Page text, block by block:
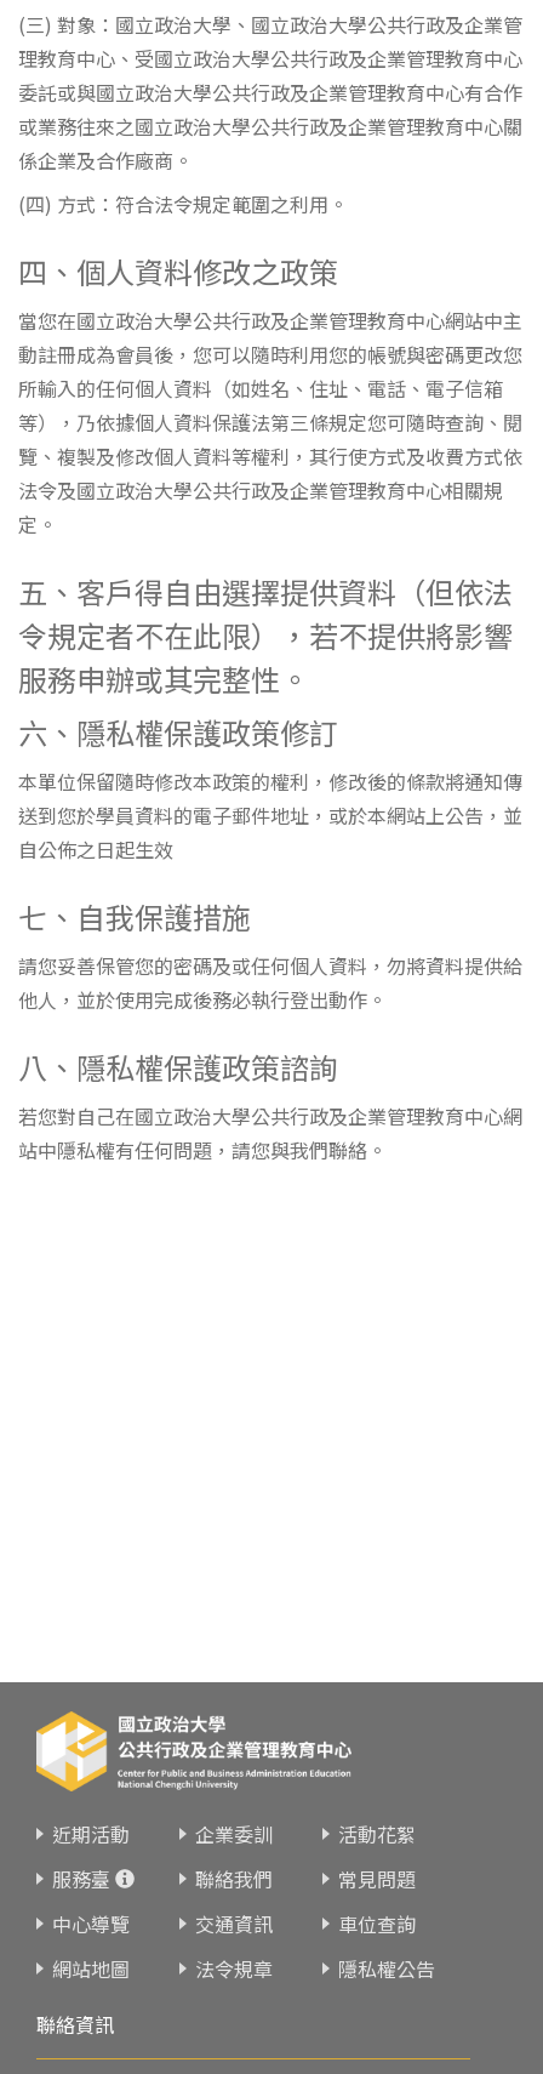
(三) 對象：國立政治大學、國立政治大學公共行政及企業管
理教育中心、受國立政治大學公共行政及企業管理教育中心
委託或與國立政治大學公共行政及企業管理教育中心有合作
或業務往來之國立政治大學公共行政及企業管理教育中心關
係企業及合作廠商。
(四) 方式：符合法令規定範圍之利用。
四、個人資料修改之政策
當您在國立政治大學公共行政及企業管理教育中心網站中主
動註冊成為會員後，您可以隨時利用您的帳號與密碼更改您
所輸入的任何個人資料（如姓名、住址、電話、電子信箱
等），乃依據個人資料保護法第三條規定您可隨時查詢、閱
覽、複製及修改個人資料等權利，其行使方式及收費方式依
法令及國立政治大學公共行政及企業管理教育中心相關規
定。
五、客戶得自由選擇提供資料（但依法
令規定者不在此限），若不提供將影響
服務申辦或其完整性。
六、隱私權保護政策修訂
本單位保留隨時修改本政策的權利，修改後的條款將通知傳
送到您於學員資料的電子郵件地址，或於本網站上公告，並
自公佈之日起生效
七、自我保護措施
請您妥善保管您的密碼及或任何個人資料，勿將資料提供給
他人，並於使用完成後務必執行登出動作。
八、隱私權保護政策諮詢
若您對自己在國立政治大學公共行政及企業管理教育中心網
站中隱私權有任何問題，請您與我們聯絡。
近期活動 企業委訓
活動花絮
服務臺
聯絡我們
常見問題
中心導覽
交通資訊
車位查詢
網站地圖
法令規章
隱私權公告
聯絡資訊